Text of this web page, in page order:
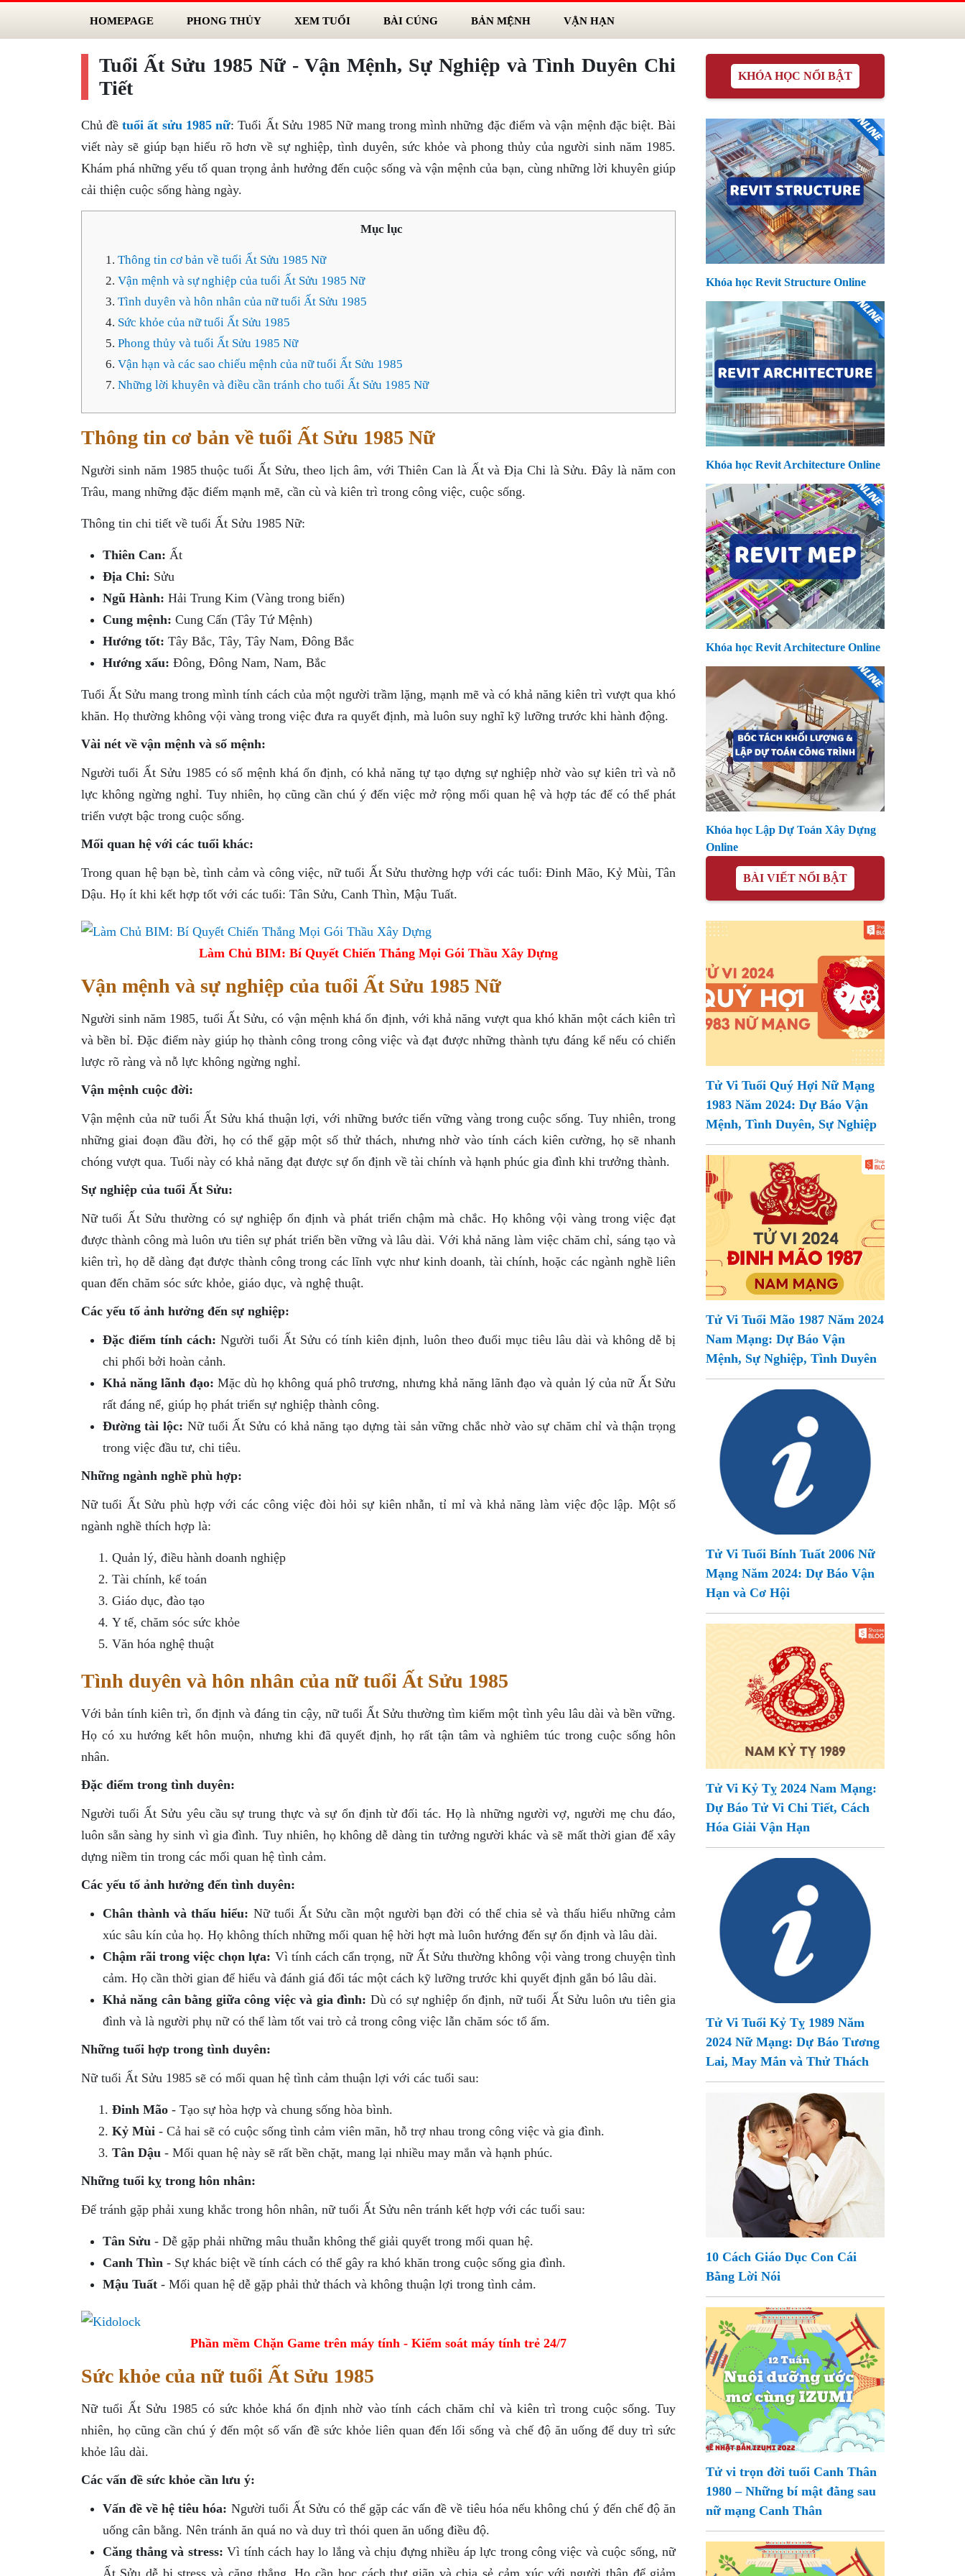
HOMEPAGE PHONG THỦY XEM TUỔI BÀI CÚNG BẢN MỆNH VẬN HẠN
Tuổi Ất Sửu 1985 Nữ - Vận Mệnh, Sự Nghiệp và Tình Duyên Chi
Tiết
Chủ đề tuổi ất sửu 1985 nữ: Tuổi Ất Sửu 1985 Nữ mang trong mình những đặc điểm và vận mệnh đặc biệt. Bài
viết này sẽ giúp bạn hiểu rõ hơn về sự nghiệp, tình duyên, sức khỏe và phong thủy của người sinh năm 1985.
Khám phá những yếu tố quan trọng ảnh hưởng đến cuộc sống và vận mệnh của bạn, cùng những lời khuyên giúp
cải thiện cuộc sống hàng ngày.
Mục lục
Thông tin cơ bản về tuổi Ất Sửu 1985 Nữ
Vận mệnh và sự nghiệp của tuổi Ất Sửu 1985 Nữ
Tình duyên và hôn nhân của nữ tuổi Ất Sửu 1985
Sức khỏe của nữ tuổi Ất Sửu 1985
Phong thủy và tuổi Ất Sửu 1985 Nữ
Vận hạn và các sao chiếu mệnh của nữ tuổi Ất Sửu 1985
Những lời khuyên và điều cần tránh cho tuổi Ất Sửu 1985 Nữ
Thông tin cơ bản về tuổi Ất Sửu 1985 Nữ
Người sinh năm 1985 thuộc tuổi Ất Sửu, theo lịch âm, với Thiên Can là Ất và Địa Chi là Sửu. Đây là năm con
Trâu, mang những đặc điểm mạnh mẽ, cần cù và kiên trì trong công việc, cuộc sống.
Thông tin chi tiết về tuổi Ất Sửu 1985 Nữ:
Thiên Can: Ất
Địa Chi: Sửu
Ngũ Hành: Hải Trung Kim (Vàng trong biển)
Cung mệnh: Cung Cấn (Tây Tứ Mệnh)
Hướng tốt: Tây Bắc, Tây, Tây Nam, Đông Bắc
Hướng xấu: Đông, Đông Nam, Nam, Bắc
Tuổi Ất Sửu mang trong mình tính cách của một người trầm lặng, mạnh mẽ và có khả năng kiên trì vượt qua khó
khăn. Họ thường không vội vàng trong việc đưa ra quyết định, mà luôn suy nghĩ kỹ lưỡng trước khi hành động.
Vài nét về vận mệnh và số mệnh:
Người tuổi Ất Sửu 1985 có số mệnh khá ổn định, có khả năng tự tạo dựng sự nghiệp nhờ vào sự kiên trì và nỗ
lực không ngừng nghỉ. Tuy nhiên, họ cũng cần chú ý đến việc mở rộng mối quan hệ và hợp tác để có thể phát
triển vượt bậc trong cuộc sống.
Mối quan hệ với các tuổi khác:
Trong quan hệ bạn bè, tình cảm và công việc, nữ tuổi Ất Sửu thường hợp với các tuổi: Đinh Mão, Kỷ Mùi, Tân
Dậu. Họ ít khi kết hợp tốt với các tuổi: Tân Sửu, Canh Thìn, Mậu Tuất.
Làm Chủ BIM: Bí Quyết Chiến Thắng Mọi Gói Thầu Xây Dựng
Vận mệnh và sự nghiệp của tuổi Ất Sửu 1985 Nữ
Người sinh năm 1985, tuổi Ất Sửu, có vận mệnh khá ổn định, với khả năng vượt qua khó khăn một cách kiên trì
và bền bỉ. Đặc điểm này giúp họ thành công trong công việc và đạt được những thành tựu đáng kể nếu có chiến
lược rõ ràng và nỗ lực không ngừng nghỉ.
Vận mệnh cuộc đời:
Vận mệnh của nữ tuổi Ất Sửu khá thuận lợi, với những bước tiến vững vàng trong cuộc sống. Tuy nhiên, trong
những giai đoạn đầu đời, họ có thể gặp một số thử thách, nhưng nhờ vào tính cách kiên cường, họ sẽ nhanh
chóng vượt qua. Tuổi này có khả năng đạt được sự ổn định về tài chính và hạnh phúc gia đình khi trưởng thành.
Sự nghiệp của tuổi Ất Sửu:
Nữ tuổi Ất Sửu thường có sự nghiệp ổn định và phát triển chậm mà chắc. Họ không vội vàng trong việc đạt
được thành công mà luôn ưu tiên sự phát triển bền vững và lâu dài. Với khả năng làm việc chăm chỉ, sáng tạo và
kiên trì, họ dễ dàng đạt được thành công trong các lĩnh vực như kinh doanh, tài chính, hoặc các ngành nghề liên
quan đến chăm sóc sức khỏe, giáo dục, và nghệ thuật.
Các yếu tố ảnh hưởng đến sự nghiệp:
Đặc điểm tính cách: Người tuổi Ất Sửu có tính kiên định, luôn theo đuổi mục tiêu lâu dài và không dễ bị
chi phối bởi hoàn cảnh.
Khả năng lãnh đạo: Mặc dù họ không quá phô trương, nhưng khả năng lãnh đạo và quản lý của nữ Ất Sửu
rất đáng nể, giúp họ phát triển sự nghiệp thành công.
Đường tài lộc: Nữ tuổi Ất Sửu có khả năng tạo dựng tài sản vững chắc nhờ vào sự chăm chỉ và thận trọng
trong việc đầu tư, chi tiêu.
Những ngành nghề phù hợp:
Nữ tuổi Ất Sửu phù hợp với các công việc đòi hỏi sự kiên nhẫn, tỉ mỉ và khả năng làm việc độc lập. Một số
ngành nghề thích hợp là:
Quản lý, điều hành doanh nghiệp
Tài chính, kế toán
Giáo dục, đào tạo
Y tế, chăm sóc sức khỏe
Văn hóa nghệ thuật
Tình duyên và hôn nhân của nữ tuổi Ất Sửu 1985
Với bản tính kiên trì, ổn định và đáng tin cậy, nữ tuổi Ất Sửu thường tìm kiếm một tình yêu lâu dài và bền vững.
Họ có xu hướng kết hôn muộn, nhưng khi đã quyết định, họ rất tận tâm và nghiêm túc trong cuộc sống hôn
nhân.
Đặc điểm trong tình duyên:
Người tuổi Ất Sửu yêu cầu sự trung thực và sự ổn định từ đối tác. Họ là những người vợ, người mẹ chu đáo,
luôn sẵn sàng hy sinh vì gia đình. Tuy nhiên, họ không dễ dàng tin tưởng người khác và sẽ mất thời gian để xây
dựng niềm tin trong các mối quan hệ tình cảm.
Các yếu tố ảnh hưởng đến tình duyên:
Chân thành và thấu hiểu: Nữ tuổi Ất Sửu cần một người bạn đời có thể chia sẻ và thấu hiểu những cảm
xúc sâu kín của họ. Họ không thích những mối quan hệ hời hợt mà luôn hướng đến sự ổn định và lâu dài.
Chậm rãi trong việc chọn lựa: Vì tính cách cẩn trọng, nữ Ất Sửu thường không vội vàng trong chuyện tình
cảm. Họ cần thời gian để hiểu và đánh giá đối tác một cách kỹ lưỡng trước khi quyết định gắn bó lâu dài.
Khả năng cân bằng giữa công việc và gia đình: Dù có sự nghiệp ổn định, nữ tuổi Ất Sửu luôn ưu tiên gia
đình và là người phụ nữ có thể làm tốt vai trò cả trong công việc lẫn chăm sóc tổ ấm.
Những tuổi hợp trong tình duyên:
Nữ tuổi Ất Sửu 1985 sẽ có mối quan hệ tình cảm thuận lợi với các tuổi sau:
Đinh Mão- Tạo sự hòa hợp và chung sống hòa bình.
Kỷ Mùi - Cả hai sẽ có cuộc sống tình cảm viên mãn, hỗ trợ nhau trong công việc và gia đình.
Tân Dậu - Mối quan hệ này sẽ rất bền chặt, mang lại nhiều may mắn và hạnh phúc.
Những tuổi kỵ trong hôn nhân:
Để tránh gặp phải xung khắc trong hôn nhân, nữ tuổi Ất Sửu nên tránh kết hợp với các tuổi sau:
Tân Sửu - Dễ gặp phải những mâu thuẫn không thể giải quyết trong mối quan hệ.
Canh Thìn - Sự khác biệt về tính cách có thể gây ra khó khăn trong cuộc sống gia đình.
Mậu Tuất- Mối quan hệ dễ gặp phải thử thách và không thuận lợi trong tình cảm.
Phần mềm Chặn Game trên máy tính - Kiểm soát máy tính trẻ 24/7
Sức khỏe của nữ tuổi Ất Sửu 1985
Nữ tuổi Ất Sửu 1985 có sức khỏe khá ổn định nhờ vào tính cách chăm chỉ và kiên trì trong cuộc sống. Tuy
nhiên, họ cũng cần chú ý đến một số vấn đề sức khỏe liên quan đến lối sống và chế độ ăn uống để duy trì sức
khỏe lâu dài.
Các vấn đề sức khỏe cần lưu ý:
Vấn đề về hệ tiêu hóa: Người tuổi Ất Sửu có thể gặp các vấn đề về tiêu hóa nếu không chú ý đến chế độ ăn
uống cân bằng. Nên tránh ăn quá no và duy trì thói quen ăn uống điều độ.
Căng thẳng và stress: Vì tính cách hay lo lắng và chịu đựng nhiều áp lực trong công việc và cuộc sống, nữ
Ất Sửu dễ bị stress và căng thẳng. Họ cần học cách thư giãn và chia sẻ cảm xúc với người thân để giảm
KHÓA HỌC NỔI BẬT
Khóa học Revit Structure Online
Khóa học Revit Architecture Online
Khóa học Revit Architecture Online
Khóa học Lập Dự Toán Xây Dựng
Online
BÀI VIẾT NỔI BẬT
Tử Vi Tuổi Quý Hợi Nữ Mạng
1983 Năm 2024: Dự Báo Vận
Mệnh, Tình Duyên, Sự Nghiệp
Tử Vi Tuổi Mão 1987 Năm 2024
Nam Mạng: Dự Báo Vận
Mệnh, Sự Nghiệp, Tình Duyên
Tử Vi Tuổi Bính Tuất 2006 Nữ
Mạng Năm 2024: Dự Báo Vận
Hạn và Cơ Hội
Tử Vi Kỷ Tỵ 2024 Nam Mạng:
Dự Báo Tử Vi Chi Tiết, Cách
Hóa Giải Vận Hạn
Tử Vi Tuổi Kỷ Tỵ 1989 Năm
2024 Nữ Mạng: Dự Báo Tương
Lai, May Mắn và Thử Thách
10 Cách Giáo Dục Con Cái
Bằng Lời Nói
Tử vi trọn đời tuổi Canh Thân
1980 – Những bí mật đằng sau
nữ mạng Canh Thân